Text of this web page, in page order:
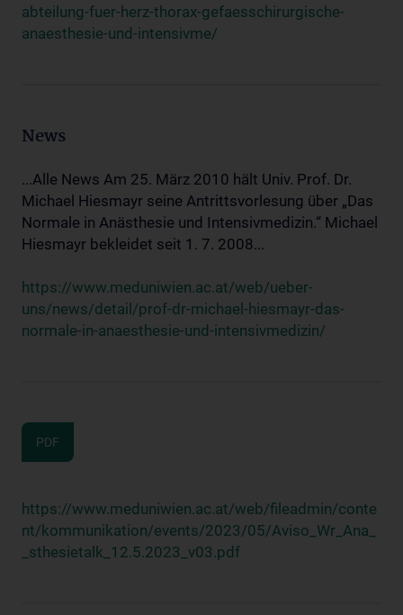
abteilung-fuer-herz-thorax-gefaesschirurgische-
anaesthesie-und-intensivme/
News
...Alle News Am 25. März 2010 hält Univ. Prof. Dr.
Michael Hiesmayr seine Antrittsvorlesung über „Das
Normale in Anästhesie und Intensivmedizin.“ Michael
Hiesmayr bekleidet seit 1. 7. 2008...
https://www.meduniwien.ac.at/web/ueber-
uns/news/detail/prof-dr-michael-hiesmayr-das-
normale-in-anaesthesie-und-intensivmedizin/
PDF
https://www.meduniwien.ac.at/web/fileadmin/conte
nt/kommunikation/events/2023/05/Aviso_Wr_Ana_
_sthesietalk_12.5.2023_v03.pdf